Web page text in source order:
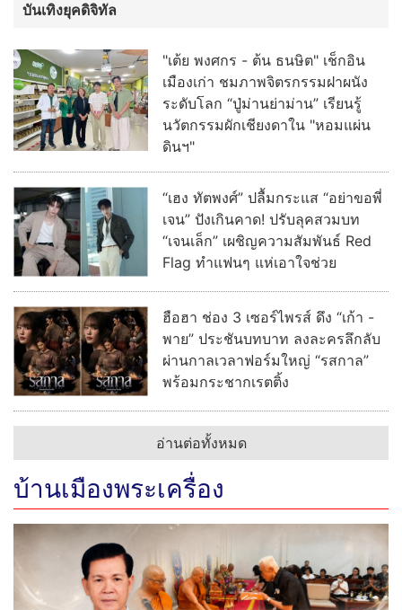
บันเทิงยุคดิจิทัล
"เต้ย พงศกร - ต้น ธนษิต" เช็กอิน
เมืองเก่า ชมภาพจิตรกรรมฝาผนัง
ระดับโลก “ปู่ม่านย่าม่าน” เรียนรู้
นวัตกรรมผักเชียงดาใน "หอมแผ่น
ดินฯ"
“เฮง ทัตพงศ์” ปลื้มกระแส “อย่าขอพี่
เจน” ปังเกินคาด! ปรับลุคสวมบท
“เจนเล็ก” เผชิญความสัมพันธ์ Red
Flag ทำแฟนๆ แห่เอาใจช่วย
ฮือฮา ช่อง 3 เซอร์ไพรส์ ดึง “เก้า -
พาย” ประชันบทบาท ลงละครลึกลับ
ผ่านกาลเวลาฟอร์มใหญ่ “รสกาล”
พร้อมกระชากเรตติ้ง
อ่านต่อทั้งหมด
บ้านเมืองพระเครื่อง